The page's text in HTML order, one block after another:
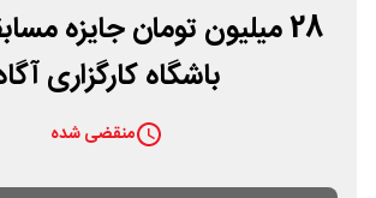
28 میلیون تومان جایزه
باشگاه کارگزاری
منقضی شده